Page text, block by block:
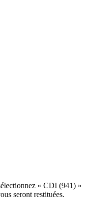
« CDI (941) »
seront restituées.